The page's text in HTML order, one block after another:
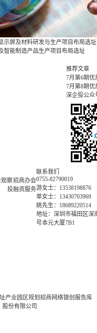
示屏及材料研发与生产项目布局选址
智能制造产品生产项目布局选址
推荐文章
7月第6期
7月第8期
深企投公众
察招商办会
投融资服务
联系我们
0755-82790019
游女士：13538198876
单女士：13430703969
姚先生：18689220514
地址：深圳市福田区深
号本元大厦7B1
产业园区规划 招商网络银创报告库
份有限公司